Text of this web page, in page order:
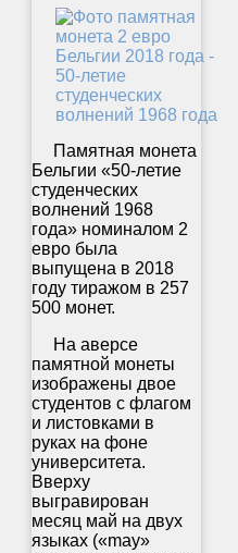
Памятная монета
Бельгии «50-летие
студенческих
волнений 1968
года» номиналом 2
евро была
выпущена в 2018
году тиражом в 257
500 монет.
На аверсе
памятной монеты
изображены двое
студентов с флагом
и листовками в
руках на фоне
университета.
Вверху
выгравирован
месяц май на двух
языках («may»